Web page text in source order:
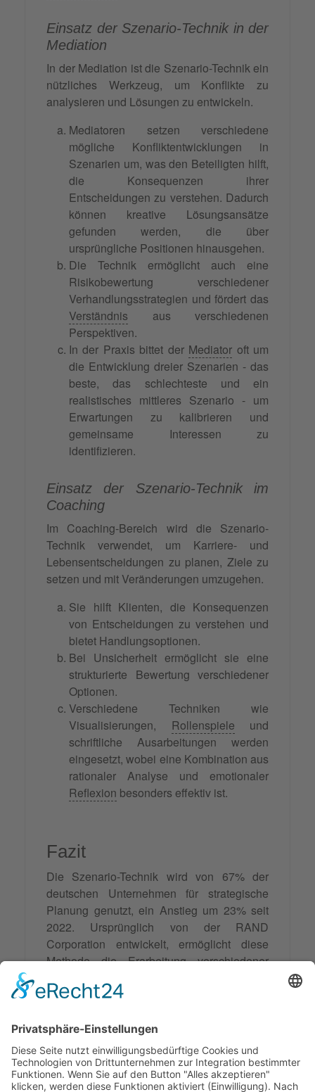
Einsatz der Szenario-Technik in der
Mediation
In der Mediation ist die Szenario-Technik ein
nützliches Werkzeug, um Konflikte zu
analysieren und Lösungen zu entwickeln.
Mediatoren setzen verschiedene
mögliche Konfliktentwicklungen in
Szenarien um, was den Beteiligten hilft,
die Konsequenzen ihrer
Entscheidungen zu verstehen. Dadurch
können kreative Lösungsansätze
gefunden werden, die über
ursprüngliche Positionen hinausgehen.
Die Technik ermöglicht auch eine
Risikobewertung verschiedener
Verhandlungsstrategien und fördert das
Verständnis aus verschiedenen
Perspektiven.
In der Praxis bittet der Mediator oft um
die Entwicklung dreier Szenarien - das
beste, das schlechteste und ein
realistisches mittleres Szenario - um
Erwartungen zu kalibrieren und
gemeinsame Interessen zu
identifizieren.
Einsatz der Szenario-Technik im
Coaching
Im Coaching-Bereich wird die Szenario-
Technik verwendet, um Karriere- und
Lebensentscheidungen zu planen, Ziele zu
setzen und mit Veränderungen umzugehen.
Sie hilft Klienten, die Konsequenzen
von Entscheidungen zu verstehen und
bietet Handlungsoptionen.
Bei Unsicherheit ermöglicht sie eine
strukturierte Bewertung verschiedener
Optionen.
Verschiedene Techniken wie
Visualisierungen, Rollenspiele und
schriftliche Ausarbeitungen werden
eingesetzt, wobei eine Kombination aus
rationaler Analyse und emotionaler
Reflexion besonders effektiv ist.
Fazit
Die Szenario-Technik wird von 67% der
deutschen Unternehmen für strategische
Planung genutzt, ein Anstieg um 23% seit
2022. Ursprünglich von der RAND
Corporation entwickelt, ermöglicht diese
Methode die Erarbeitung verschiedener
Coaching und in der Mediation beliebt. Sie
Unsicherheiten systematisch zu analysieren
und flexible Entscheidungen zu treffen.
Allerdings ist die Technik zeitaufwendig und
erfordert spezielles Know-how.